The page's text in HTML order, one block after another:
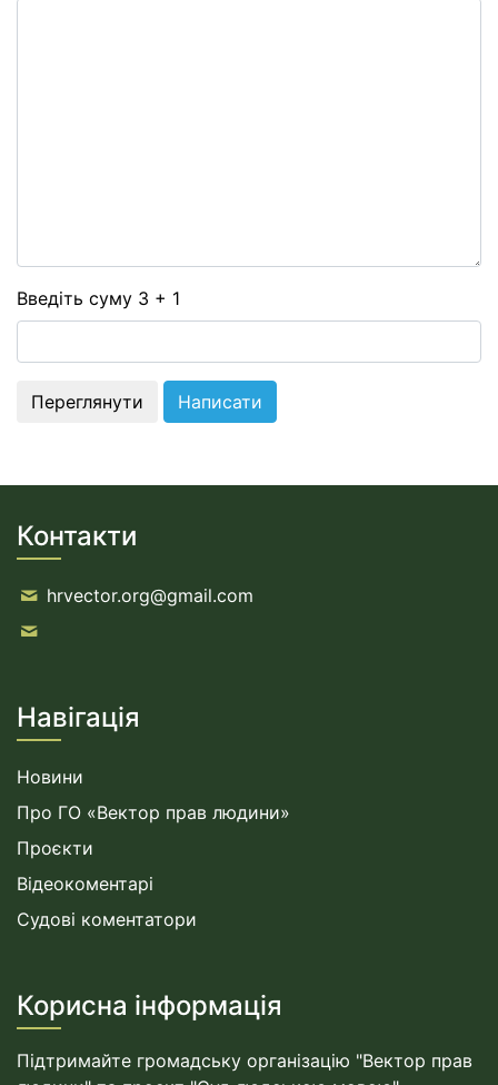
Введіть суму 3 + 1
Контакти
hrvector.org@gmail.com
Навігація
Новини
Про ГО «Вектор прав людини»
Проєкти
Відеокоментарі
Судові коментатори
Корисна інформація
Підтримайте громадську організацію "Вектор прав